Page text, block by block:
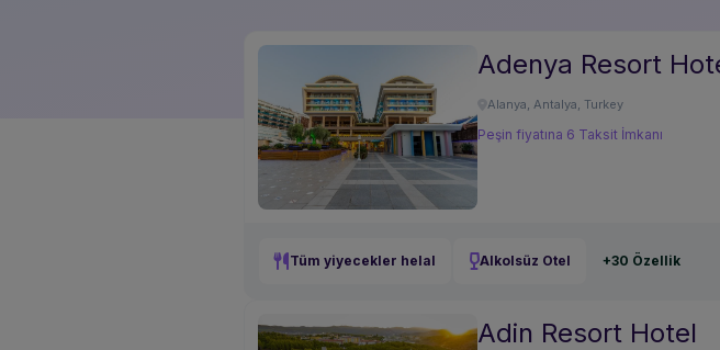
Adenya Resort
Alanya, Antalya, Turkey
Peşin fiyatına 6 Taksit İmkanı
Tüm yiyecekler helal Alkolsüz Otel +30 Özellik
Adin Resort Hotel